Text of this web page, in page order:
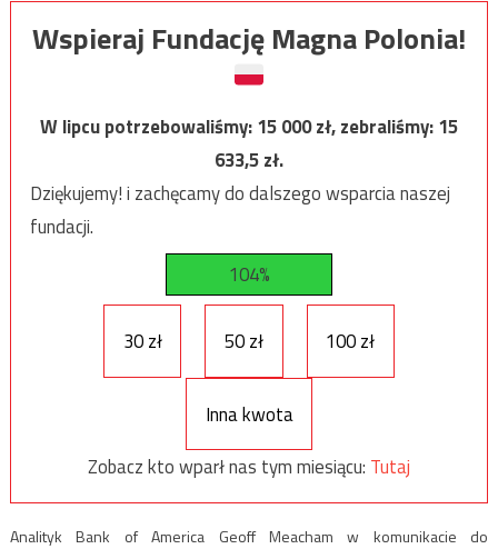
Wspieraj Fundację Magna Polonia!
W lipcu potrzebowaliśmy:15 000zł, zebraliśmy:15
633,5zł.
Dziękujemy! i zachęcamy do dalszego wsparcia naszej
fundacji.
104%
30 zł 50 zł 100 zł
Inna kwota
Zobacz kto wparł nas tym miesiącu: Tutaj
Analityk Bank of America Geoff Meacham w komunikacie do